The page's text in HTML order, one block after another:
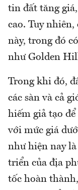
tin đất tăng
cao. Tuy
này, trong đó
như Golden
Trong khi đó,
các sàn và cả
hiếm giả tạo
với mức giá
như hiện nay
triển của địa
tốc hoàn